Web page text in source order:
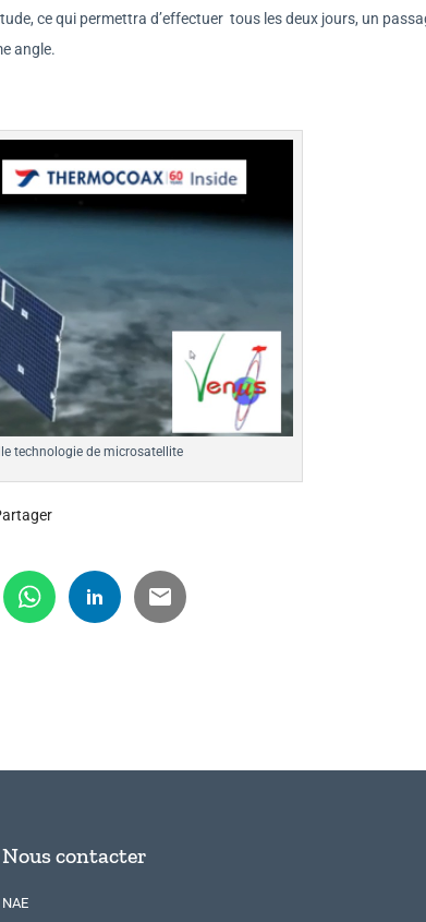
ce qui permettra d’effectuer tous les deux jours, un
angle.
technologie de microsatellite
Nous contacter
NAE